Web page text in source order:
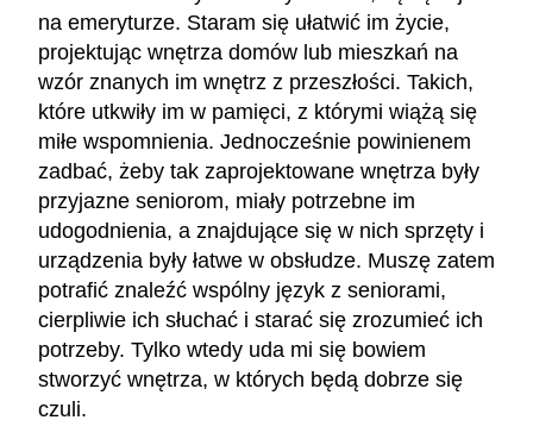
na emeryturze. Staram się ułatwić im życie,
projektując wnętrza domów lub mieszkań na
wzór znanych im wnętrz z przeszłości. Takich,
które utkwiły im w pamięci, z którymi wiążą się
miłe wspomnienia. Jednocześnie powinienem
zadbać, żeby tak zaprojektowane wnętrza były
przyjazne seniorom, miały potrzebne im
udogodnienia, a znajdujące się w nich sprzęty i
urządzenia były łatwe w obsłudze. Muszę zatem
potrafić znaleźć wspólny język z seniorami,
cierpliwie ich słuchać i starać się zrozumieć ich
potrzeby. Tylko wtedy uda mi się bowiem
stworzyć wnętrza, w których będą dobrze się
czuli.